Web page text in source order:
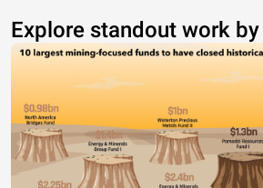
Explore standout work